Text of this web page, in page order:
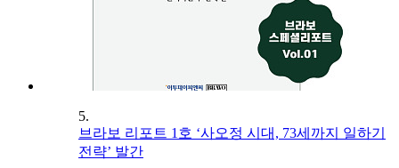
5.
브라보 리포트 1호 ‘사오정 시대, 73세까지 일하기
전략’ 발간